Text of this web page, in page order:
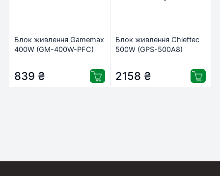
Блок живлення Gamemax
400W (GM-400W-PFC)
839 ₴
Блок живлення Chieftec
500W (GPS-500A8)
2158 ₴